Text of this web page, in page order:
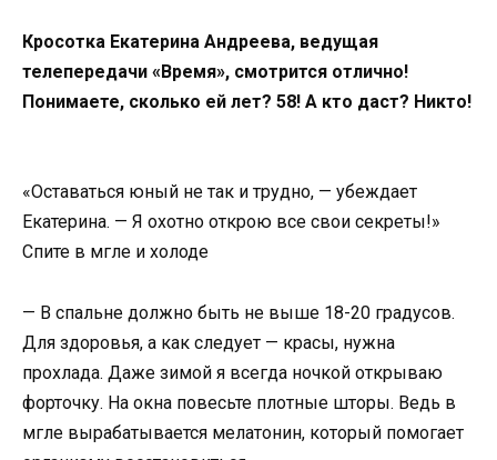
Кросотка Екатерина Андреева, ведущая
телепередачи «Время», смотрится отлично!
Понимаете, сколько ей лет? 58! А кто даст? Никто!
«Оставаться юный не так и трудно, — убеждает
Екатерина. — Я охотно открою все свои секреты!»
Спите в мгле и холоде
— В спальне должно быть не выше 18-20 градусов.
Для здоровья, а как следует — красы, нужна
прохлада. Даже зимой я всегда ночкой открываю
форточку. На окна повесьте плотные шторы. Ведь в
мгле вырабатывается мелатонин, который помогает